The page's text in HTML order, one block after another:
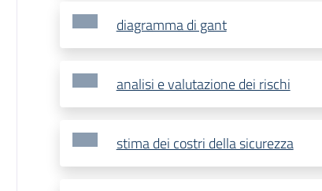
diagramma di gant
analisi e valutazione dei rischi
stima dei costri della sicurezza